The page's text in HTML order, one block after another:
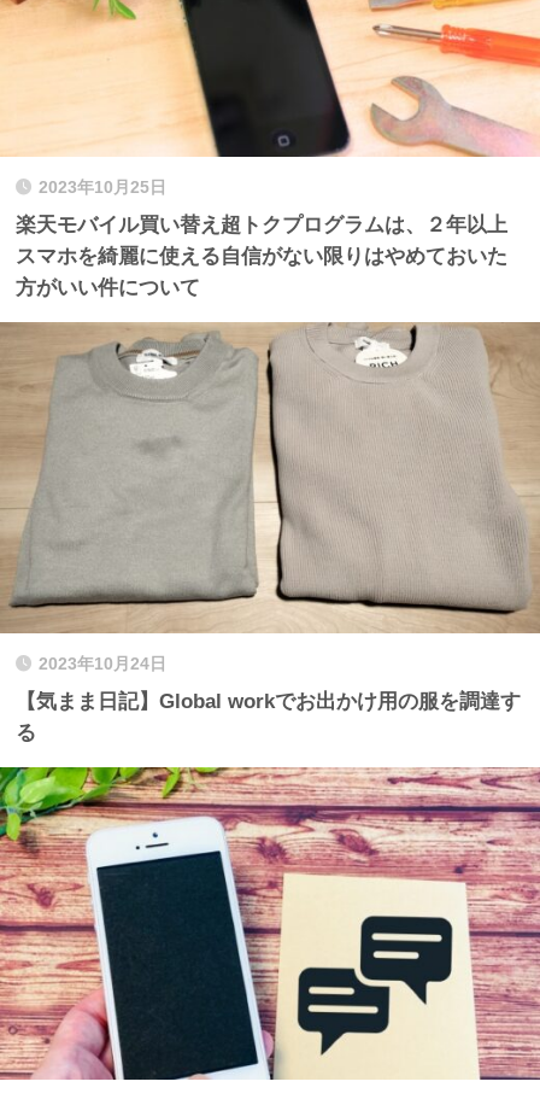
2023年10月25日
楽天モバイル買い替え超トクプログラムは、２年以上
スマホを綺麗に使える自信がない限りはやめておいた
方がいい件について
2023年10月24日
【気まま日記】Global workでお出かけ用の服を調達す
る